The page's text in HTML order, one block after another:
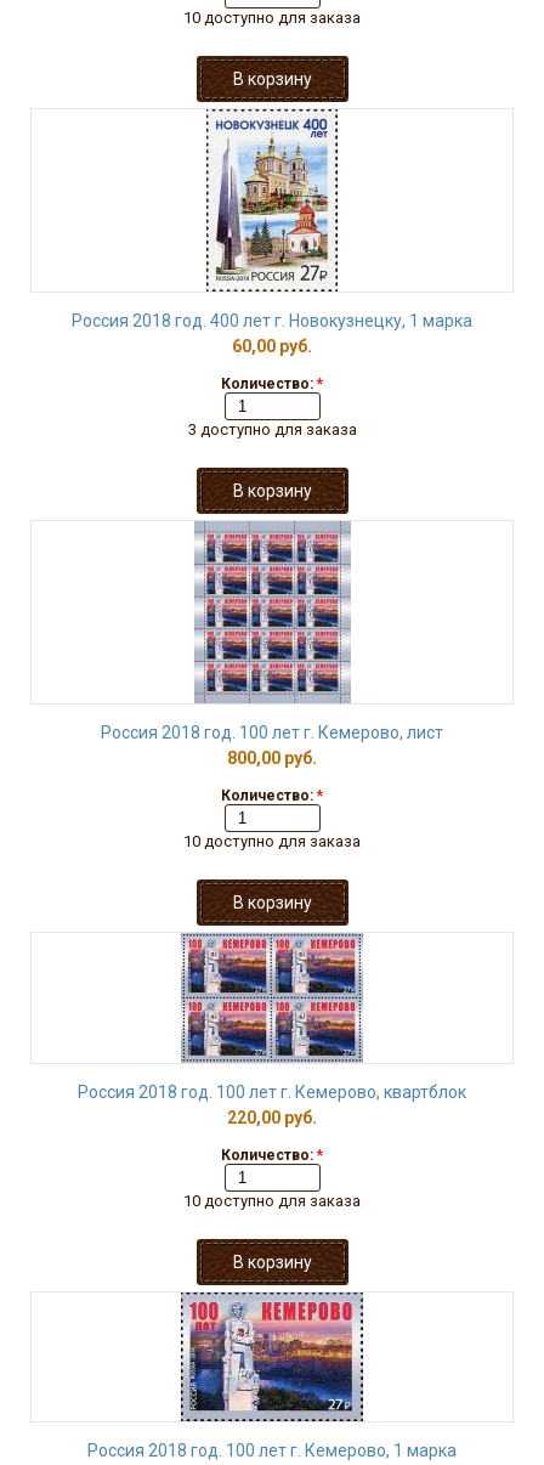
10 доступно для заказа
Россия 2018 год. 400 лет г. Новокузнецку, 1 марка
60,00 руб.
Количество: *
3 доступно для заказа
Россия 2018 год. 100 лет г. Кемерово, лист
800,00 руб.
Количество: *
10 доступно для заказа
Россия 2018 год. 100 лет г. Кемерово, квартблок
220,00 руб.
Количество: *
10 доступно для заказа
Россия 2018 год. 100 лет г. Кемерово, 1 марка